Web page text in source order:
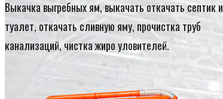
Выкачка выгребных ям, выкачать откачать септик и
туалет, откачать сливную яму, прочистка труб
канализаций, чистка жиро уловителей.